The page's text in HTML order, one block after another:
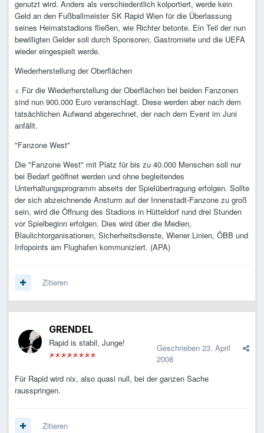
genutzt wird. Anders als verschiedentlich kolportiert, werde kein
Geld an den Fußballmeister SK Rapid Wien für die Überlassung
seines Heimatstadions fließen, wie Richter betonte. Ein Teil der nun
bewilligten Gelder soll durch Sponsoren, Gastromiete und die UEFA
wieder eingespielt werde.
Wiederherstellung der Oberflächen
< Für die Wiederherstellung der Oberflächen bei beiden Fanzonen
sind nun 900.000 Euro veranschlagt. Diese werden aber nach dem
tatsächlichen Aufwand abgerechnet, der nach dem Event im Juni
anfällt.
"Fanzone West"
Die "Fanzone West" mit Platz für bis zu 40.000 Menschen soll nur
bei Bedarf geöffnet werden und ohne begleitendes
Unterhaltungsprogramm abseits der Spielübertragung erfolgen. Sollte
der sich abzeichnende Ansturm auf der Innenstadt-Fanzone zu groß
sein, wird die Öffnung des Stadions in Hütteldorf rund drei Stunden
vor Spielbeginn erfolgen. Dies wird über die Medien,
Blaulichtorganisationen, Sicherheitsdienste, Wiener Linien, ÖBB und
Infopoints am Flughafen kommuniziert. (APA)
Zitieren
GRENDEL
Rapid is stabil, Junge! Geschrieben 23. April
2008
Für Rapid wird nix, also quasi null, bei der ganzen Sache
rausspringen.
Zitieren